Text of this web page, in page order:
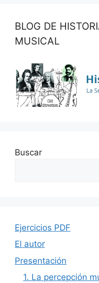
BLOG DE
MUSICAL
Buscar
Ejercicios PDF
El autor
Presentación
1. La percepción